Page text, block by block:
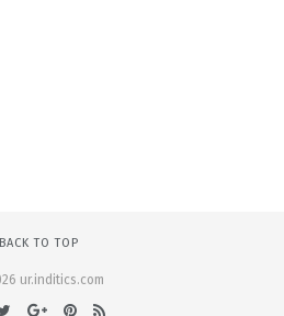
BACK TO TOP
ur.inditics.com